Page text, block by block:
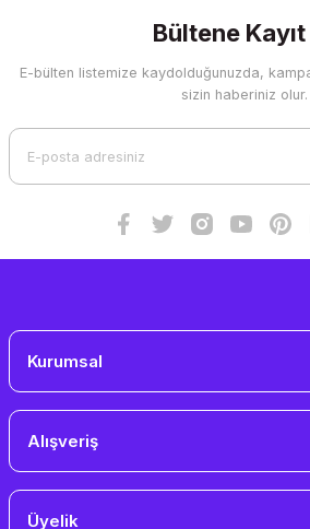
Görüş ve önerileriniz için teşekkür ederiz.
Ürün resmi kalitesiz, bozuk veya
Bültene Kayıt
E-bülten listemize kaydolduğunuzda,
sizin haberiniz olur.
Kurumsal
Alışveriş
Üyelik